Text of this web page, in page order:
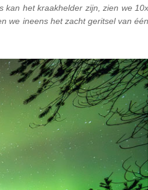
kan het kraakhelder zijn, zien we 10x
we ineens het zacht geritsel van één